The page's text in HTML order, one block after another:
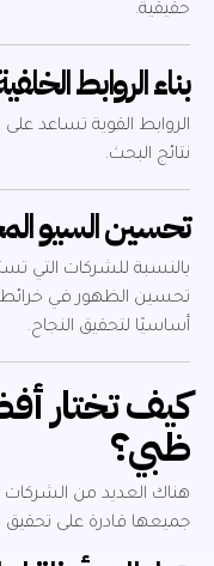
حقيقية.
بناء الروابط
الروابط القوية تساعد
نتائج البحث.
تحسين السيو
بالنسبة للشركات التي
تحسين الظهور في خرائط
أساسيًا لتحقيق النجاح.
كيف تختار
ظبي؟
جميعها قادرة على تحقيق